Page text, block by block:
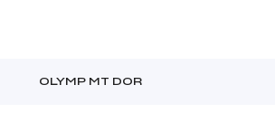
OLYMP MT DOR